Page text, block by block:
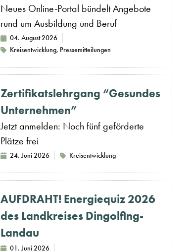
Neues Online-Portal bündelt Angebote
rund um Ausbildung und Beruf
04. August 2026
Kreisentwicklung, Pressemitteilungen
Zertifikatslehrgang “Gesundes
Unternehmen”
Jetzt anmelden: Noch fünf geförderte
Plätze frei
24. Juni 2026 Kreisentwicklung
AUFDRAHT! Energiequiz 2026
des Landkreises Dingolfing-
Landau
01. Juni 2026